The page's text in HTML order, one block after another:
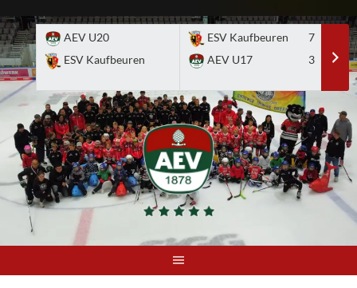
to
content
AEV U20
ESV Kaufbeuren
ESV Kaufbeuren
7
AEV U17
3